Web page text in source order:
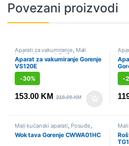
Povezani proizvodi
Aparati za vakumiranje, Mali
kućanski aparati Sniženo
Aparat za vakumiranje Gorenje
VS120E
-30%
153.00 KM 219.00KM
-
Mali kućanski aparati, Posuđe,
Sniženo
Wok tava Gorenje CWWA01HC